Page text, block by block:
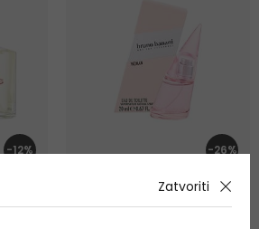
-12% -26%
Zatvoriti